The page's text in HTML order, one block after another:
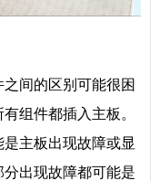
间的区别可能很困
组件都插入主板。
主板出现故障或显
出现故障都可能是